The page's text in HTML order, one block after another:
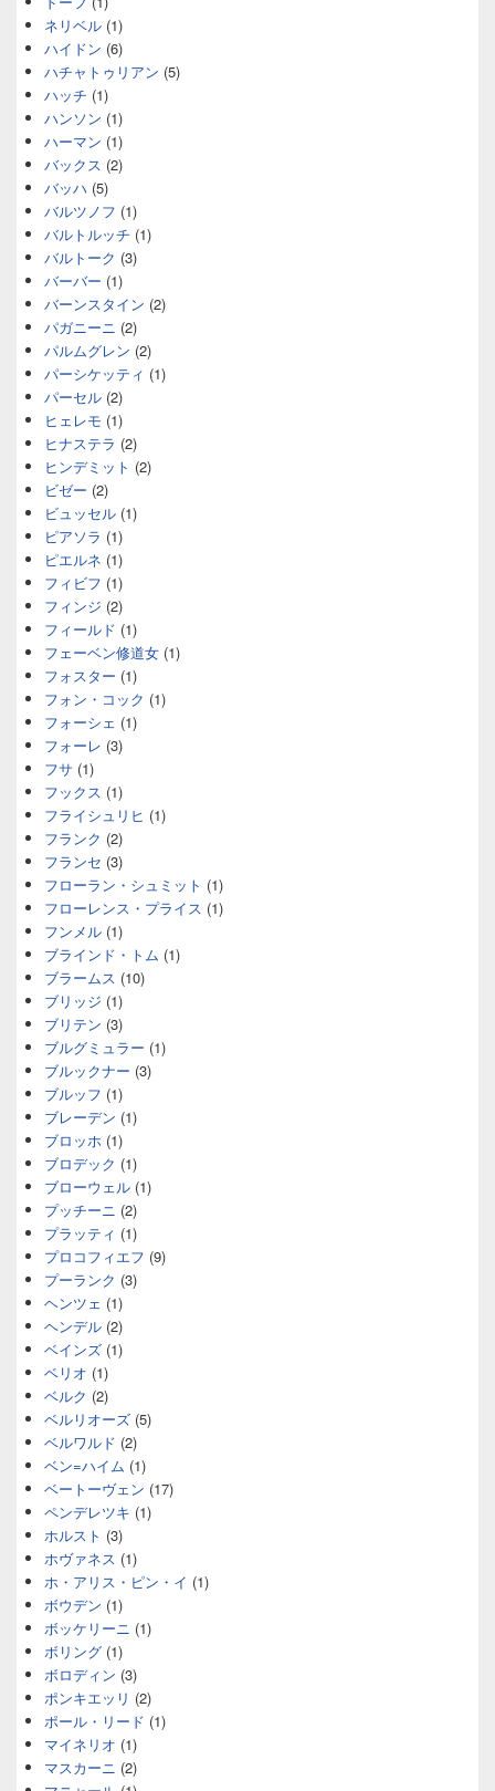
ネリベル (1)
ハイドン (6)
ハチャトゥリアン (5)
ハッチ (1)
ハンソン (1)
ハーマン (1)
バックス (2)
バッハ (5)
バルツノフ (1)
バルトルッチ (1)
バルトーク (3)
バーバー (1)
バーンスタイン (2)
パガニーニ (2)
パルムグレン (2)
パーシケッティ (1)
パーセル (2)
ヒェレモ (1)
ヒナステラ (2)
ヒンデミット (2)
ビゼー (2)
ビュッセル (1)
ピアソラ (1)
ピエルネ (1)
フィビフ (1)
フィンジ (2)
フィールド (1)
フェーベン修道女 (1)
フォスター (1)
フォン・コック (1)
フォーシェ (1)
フォーレ (3)
フサ (1)
フックス (1)
フライシュリヒ (1)
フランク (2)
フランセ (3)
フローラン・シュミット (1)
フローレンス・プライス (1)
フンメル (1)
ブラインド・トム (1)
ブラームス (10)
ブリッジ (1)
ブリテン (3)
ブルグミュラー (1)
ブルックナー (3)
ブルッフ (1)
ブレーデン (1)
ブロッホ (1)
ブロデック (1)
ブローウェル (1)
プッチーニ (2)
プラッティ (1)
プロコフィエフ (9)
プーランク (3)
ヘンツェ (1)
ヘンデル (2)
ベインズ (1)
ベリオ (1)
ベルク (2)
ベルリオーズ (5)
ベルワルド (2)
ベン=ハイム (1)
ベートーヴェン (17)
ペンデレツキ (1)
ホルスト (3)
ホヴァネス (1)
ホ・アリス・ピン・イ (1)
ボウデン (1)
ボッケリーニ (1)
ボリング (1)
ボロディン (3)
ポンキエッリ (2)
ポール・リード (1)
マイネリオ (1)
マスカーニ (2)